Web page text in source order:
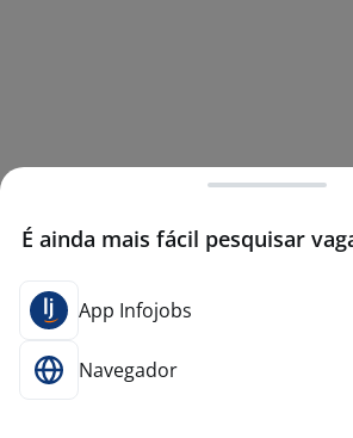
É ainda mais fácil pesquisar
App Infojobs
Navegador